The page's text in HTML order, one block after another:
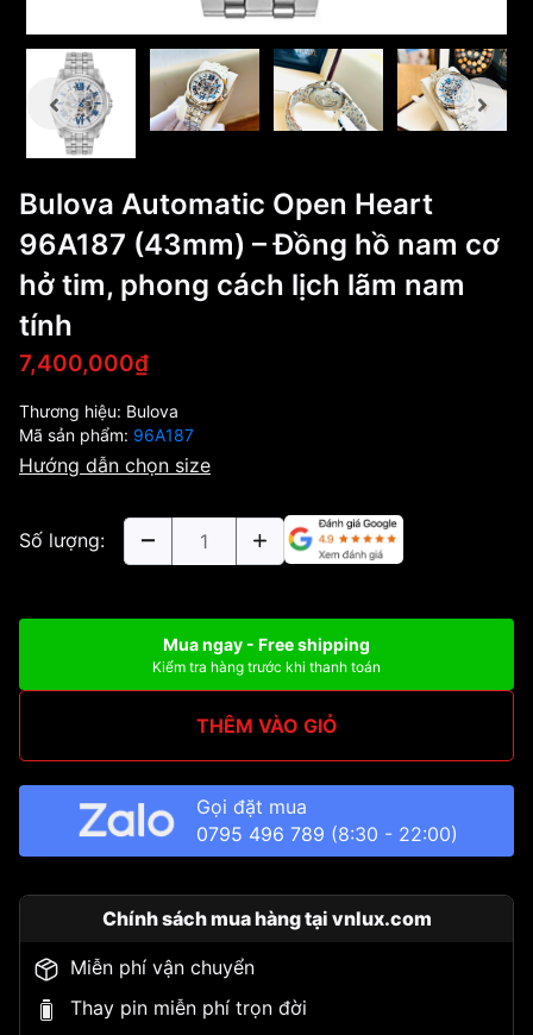
Bulova Automatic Open Heart
96A187 (43mm) – Đồng hồ nam cơ
hở tim, phong cách lịch lãm nam
tính
7,400,000₫
Thương hiệu: Bulova
Mã sản phẩm: 96A187
Hướng dẫn chọn size
Số lượng:
Mua ngay - Free shipping
Kiểm tra hàng trước khi thanh toán
THÊM VÀO GIỎ
Gọi đặt mua
0795 496 789 (8:30 - 22:00)
Chính sách mua hàng tại vnlux.com
Miễn phí vận chuyển
Thay pin miễn phí trọn đời